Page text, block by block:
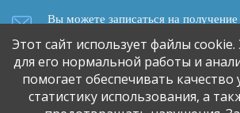
Вы можете записаться на получение
задать вопрос, написать отзыв о
обслуживания, сделать предложение
используя форму обратной связи
Этот сайт использует файлы
для его нормальной работы и
помогает обеспечивать качество
статистику использования, а